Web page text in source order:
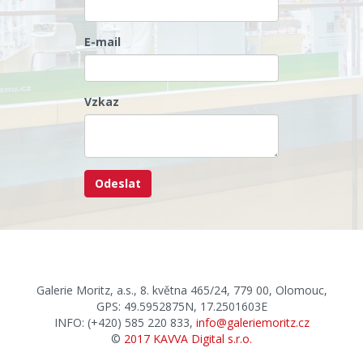
E-mail
Vzkaz
Galerie Moritz, a.s., 8. května 465/24, 779 00, Olomouc,
GPS: 49.5952875N, 17.2501603E
INFO: (+420) 585 220 833, info@galeriemoritz.cz
© 2017 KAVVA Digital s.r.o.